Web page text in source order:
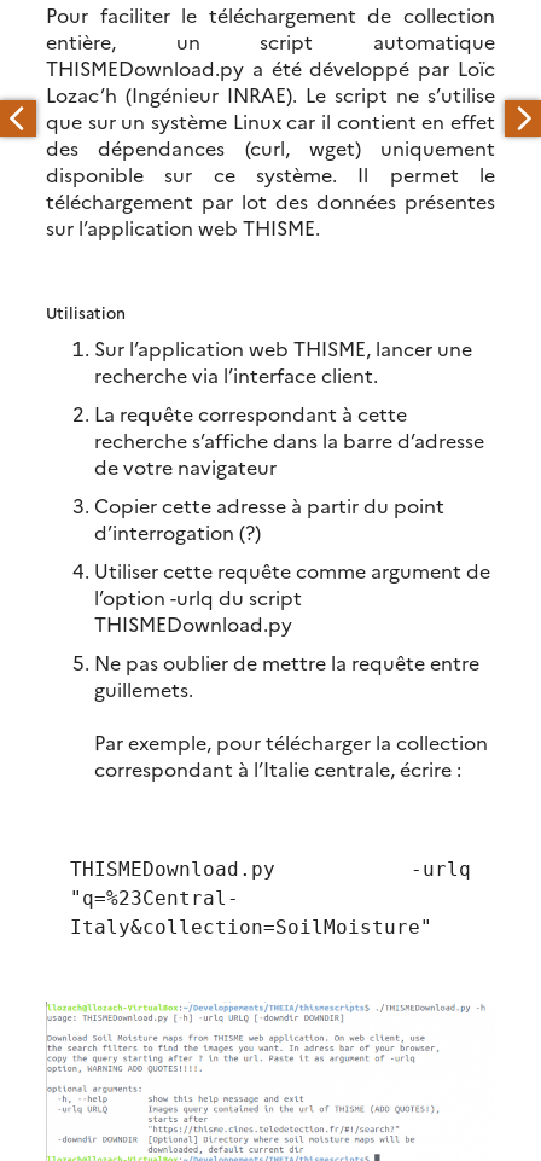
Pour faciliter le téléchargement de collection
entière, un script automatique
THISMEDownload.py a été développé par Loïc
Lozac’h (Ingénieur INRAE). Le script ne s’utilise
que sur un système Linux car il contient en effet
des dépendances (curl, wget) uniquement
disponible sur ce système. Il permet le
téléchargement par lot des données présentes
sur l’application web THISME.
Utilisation
Sur l’application web THISME, lancer une
recherche via l’interface client.
La requête correspondant à cette
recherche s’affiche dans la barre d’adresse
de votre navigateur
Copier cette adresse à partir du point
d’interrogation (?)
Utiliser cette requête comme argument de
l’option -urlq du script
THISMEDownload.py
Ne pas oublier de mettre la requête entre
guillemets.
Par exemple, pour télécharger la collection
correspondant à l’Italie centrale, écrire :
THISMEDownload.py -urlq
"q=%23Central-
Italy&collection=SoilMoisture"